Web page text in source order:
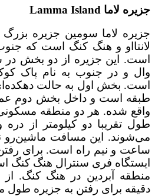
جزیره لاما Lamma Island
جزیره لاما سومین جزیره بزرگ
لانتااو و هنگ کنگ است که
است. این جزیره از دو بخش در
وال و در جنوب به نام پاک
است. بخش اول به حالت
طبقه است و داخل بخش دوم
واقع شده. هر دو منطقه
طول تقریبا دو کیلومتر از
می‌شوند. این مسافت ماشین‌رو
ساعت و نیم راه است. برای رفتن
ایستگاه فری سنترال هنگ کنگ
دقیقه برای رفتن به جزیره